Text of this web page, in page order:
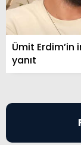
Ümit
yanıt